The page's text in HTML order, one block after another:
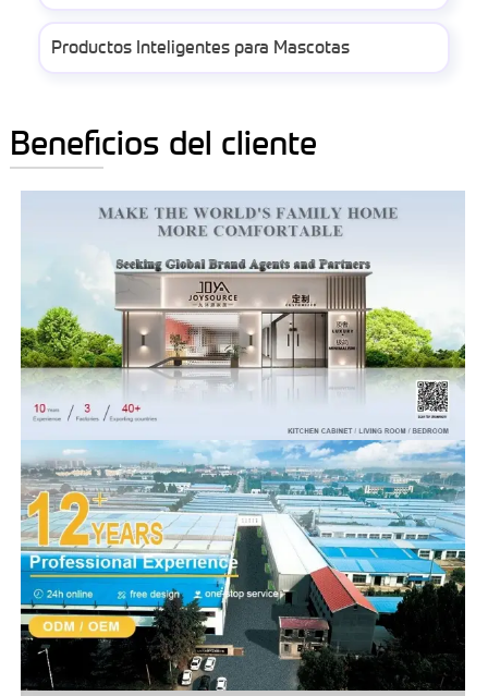
Productos Inteligentes para Mascotas
Beneficios del cliente